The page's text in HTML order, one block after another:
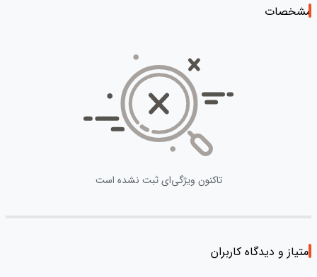
مشخصات
تاکنون ویژگی‌ای ثبت نشده است
امتیاز و دیدگاه کاربران